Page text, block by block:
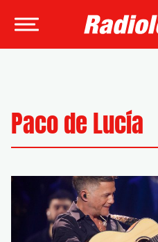
Paco de Lucía